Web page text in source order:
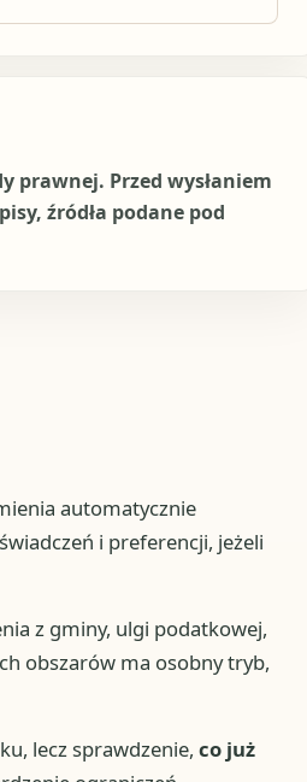
prawnej. Przed wysłaniem
źródła podane pod
automatycznie
i preferencji, jeżeli
z gminy, ulgi podatkowej,
obszarów ma osobny tryb,
lecz sprawdzenie, co już